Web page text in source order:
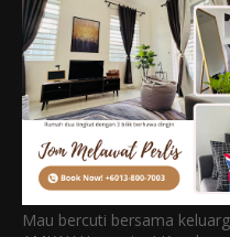
Mau bercuti bersama